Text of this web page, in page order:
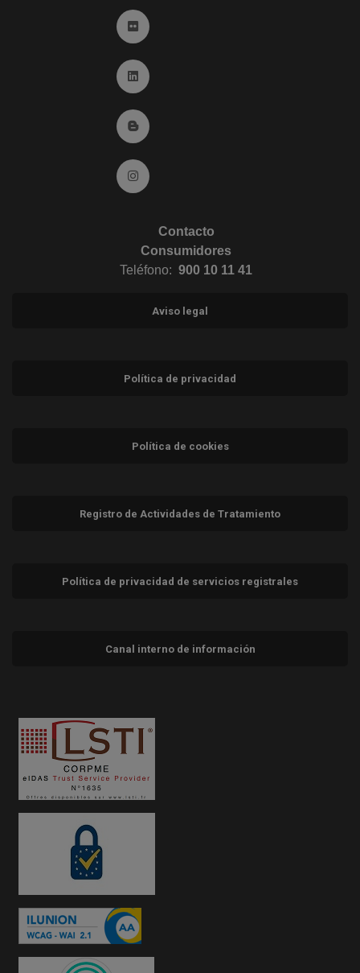
Ir a Flickr (abre en ventana nueva)
Ir a Linkedin (abre en ventana nueva)
Ir al Blog (abre en ventana nueva)
Ir a Instagram (abre en ventana nueva)
Contacto
Consumidores
Teléfono: 900 10 11 41
Aviso legal
Política de privacidad
Política de cookies
Registro de Actividades de Tratamiento
Política de privacidad de servicios registrales
Canal interno de información